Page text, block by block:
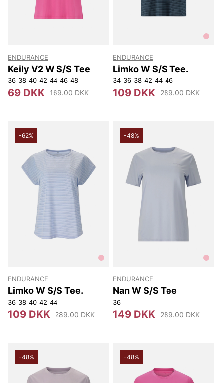
ENDURANCE
Keily V2 W S/S Tee
36 38 40 42 44 46 48
69 DKK 169.00 DKK
ENDURANCE
Limko W S/S Tee.
34 36 38 42 44 46
109 DKK 289.00 DKK
-62%
ENDURANCE
Limko W S/S Tee.
36 38 40 42 44
109 DKK 289.00 DKK
-48%
ENDURANCE
Nan W S/S Tee
36
149 DKK 289.00 DKK
-48% -48%